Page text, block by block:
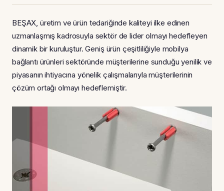
BEŞAX, üretim ve ürün tedariğinde kaliteyi ilke edinen
uzmanlaşmış kadrosuyla sektör de lider olmayı hedefleyen
dinamik bir kuruluştur. Geniş ürün çeşitliliğiyle mobilya
bağlantı ürünleri sektöründe müşterilerine sunduğu yenilik ve
piyasanın ihtiyacına yönelik çalışmalarıyla müşterilerinin
çözüm ortağı olmayı hedeflemiştir.